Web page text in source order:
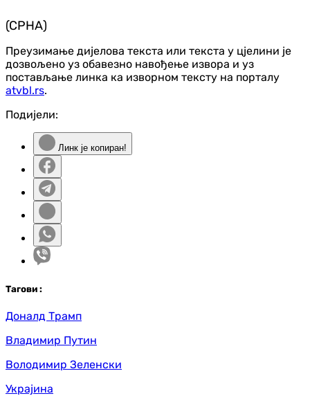
(СРНА)
Преузимање дијелова текста или текста у цјелини је
дозвољено уз обавезно навођење извора и уз
постављање линка ка изворном тексту на порталу
atvbl.rs.
Подијели:
Линк је копиран!
Тагови :
Доналд Трамп
Владимир Путин
Володимир Зеленски
Украјина